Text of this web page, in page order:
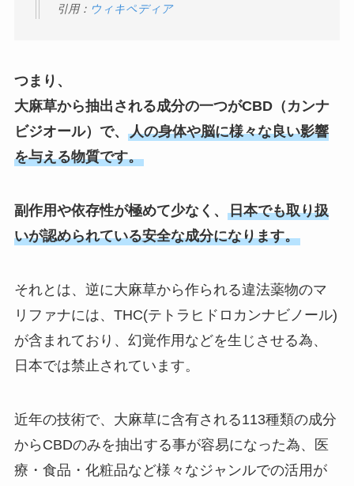
引用： ウィキペディア
つまり、
大麻草から抽出される成分の一つがCBD（カンナ
ビジオール）で、 人の身体や脳に様々な良い影響
を与える物質です。
副作用や依存性が極めて少なく、 日本でも取り扱
いが認められている安全な成分になります。
それとは、逆に大麻草から作られる違法薬物のマ
リファナには、THC(テトラヒドロカンナビノール)
が含まれており、幻覚作用などを生じさせる為、
日本では禁止されています。
近年の技術で、大麻草に含有される113種類の成分
からCBDのみを抽出する事が容易になった為、医
療・食品・化粧品など様々なジャンルでの活用が